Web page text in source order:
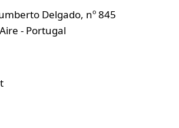
Delgado, nº 845
- Portugal